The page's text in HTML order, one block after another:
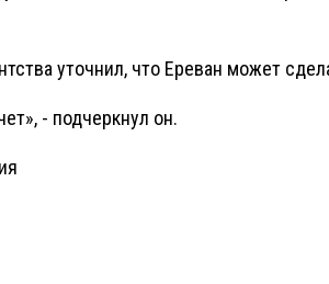
уточнил, что Ереван может
- подчеркнул он.